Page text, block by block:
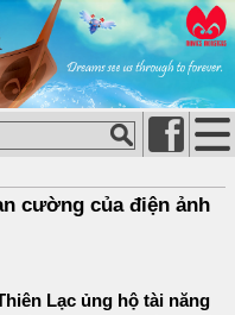
cường của điện ảnh
Lạc ủng hộ tài năng